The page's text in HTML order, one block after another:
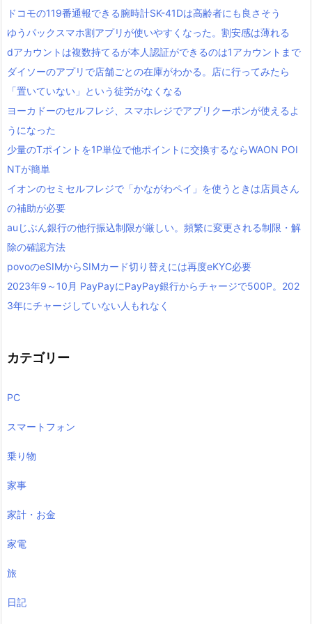
ドコモの119番通報できる腕時計SK-41Dは高齢者にも良さそう
ゆうパックスマホ割アプリが使いやすくなった。割安感は薄れる
dアカウントは複数持てるが本人認証ができるのは1アカウントまで
ダイソーのアプリで店舗ごとの在庫がわかる。店に行ってみたら
「置いていない」という徒労がなくなる
ヨーカドーのセルフレジ、スマホレジでアプリクーポンが使えるよ
うになった
少量のTポイントを1P単位で他ポイントに交換するならWAON POI
NTが簡単
イオンのセミセルフレジで「かながわペイ」を使うときは店員さん
の補助が必要
auじぶん銀行の他行振込制限が厳しい。頻繁に変更される制限・解
除の確認方法
povoのeSIMからSIMカード切り替えには再度eKYC必要
2023年9～10月 PayPayにPayPay銀行からチャージで500P。202
3年にチャージしていない人もれなく
カテゴリー
PC
スマートフォン
乗り物
家事
家計・お金
家電
旅
日記